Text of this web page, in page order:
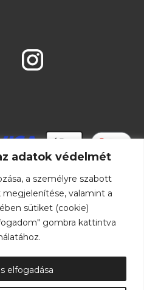
adatok védelmét
a személyre szabott
valamint a
sütiket (cookie)
gombra kattintva
elfogadása